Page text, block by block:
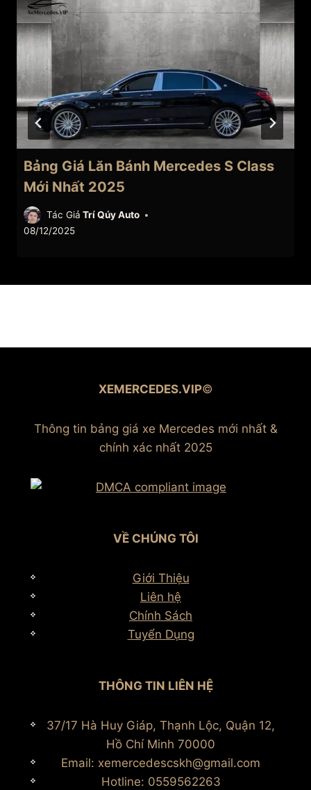
Bảng Giá Lăn Bánh Mercedes S Class
Mới Nhất 2025
Tác Giả Trí Qúy Auto
08/12/2025
XEMERCEDES.VIP©
Thông tin bảng giá xe Mercedes mới nhất &
chính xác nhất 2025
VỀ CHÚNG TÔI
Giới Thiệu
Liên hệ
Chính Sách
Tuyển Dụng
THÔNG TIN LIÊN HỆ
37/17 Hà Huy Giáp, Thạnh Lộc, Quận 12,
Hồ Chí Minh 70000
Email: xemercedescskh@gmail.com
Hotline: 0559562263